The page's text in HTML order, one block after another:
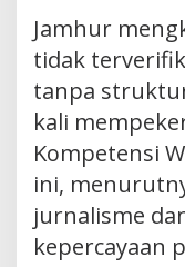
Jamhur
tidak
tanpa
kali
Kompetensi
ini,
jurnalisme
kepercayaan